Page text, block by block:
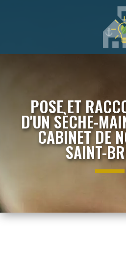
POSE ET
D'UN SÈCHE-
CABINET DE
SAINT-